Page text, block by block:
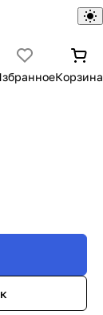
Корзина